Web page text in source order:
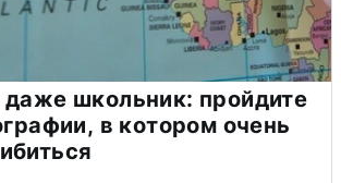
даже школьник: пройдите
в котором очень